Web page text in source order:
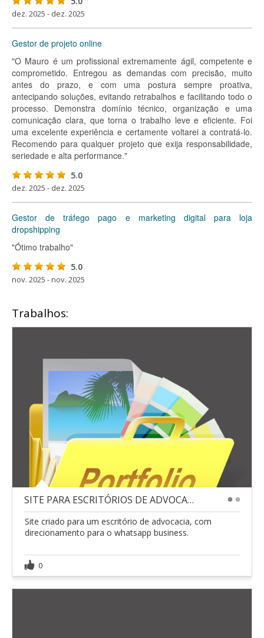
dez. 2025 - dez. 2025
Gestor de projeto online
"O Mauro é um profissional extremamente ágil, competente e
comprometido. Entregou as demandas com precisão, muito
antes do prazo, e com uma postura sempre proativa,
antecipando soluções, evitando retrabalhos e facilitando todo o
processo. Demonstra domínio técnico, organização e uma
comunicação clara, que torna o trabalho leve e eficiente. Foi
uma excelente experiência e certamente voltarei a contratá-lo.
Recomendo para qualquer projeto que exija responsabilidade,
seriedade e alta performance."
5.0
dez. 2025 - dez. 2025
Gestor de tráfego pago e marketing digital para loja
dropshipping
"Ótimo trabalho"
5.0
nov. 2025 - nov. 2025
Trabalhos:
SITE PARA ESCRITÓRIOS DE ADVOCACIA
Site criado para um escritório de advocacia, com
direcionamento para o whatsapp business.
0